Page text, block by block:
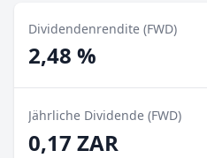
Dividendenrendite (FWD)
2,48 %
Jährliche Dividende (FWD)
0,17 ZAR